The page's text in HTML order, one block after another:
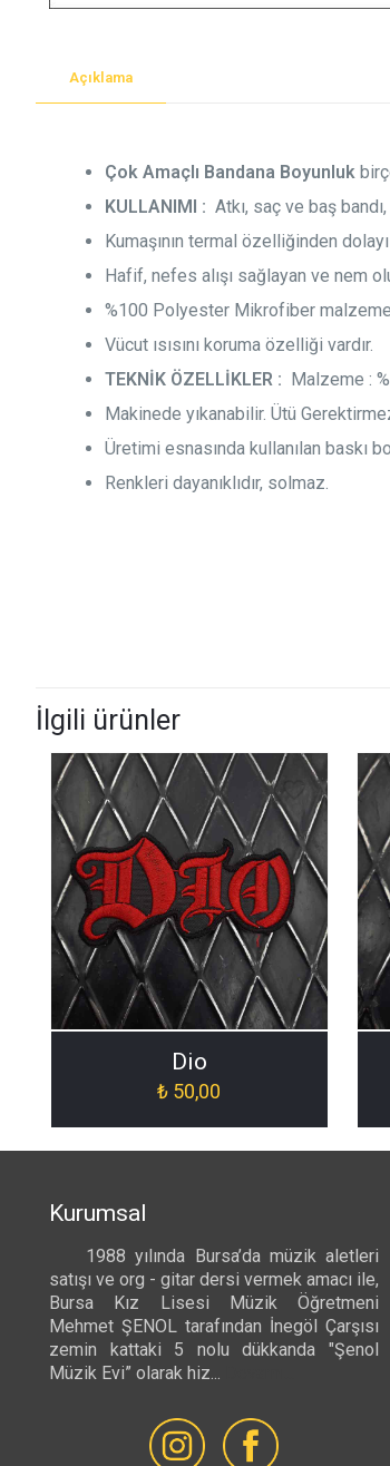
Açıklama
Çok Amaçlı Bandana Boyunluk
KULLANIMI :Atkı, saç ve baş
Kumaşının termal özelliğinden
Hafif, nefes alışı sağlayan ve nem
%100 Polyester Mikrofiber
Vücut ısısını koruma özelliği vardır.
TEKNİK ÖZELLİKLER : Malzeme :
Makinede yıkanabilir. Ütü
Üretimi esnasında kullanılan baskı
Renkleri dayanıklıdır, solmaz.
İlgili ürünler
Dio
₺ 50,00
Kurumsal
1988 yılında Bursa’da müzik aletleri
satışı ve org - gitar dersi vermek amacı ile,
Bursa Kız Lisesi Müzik Öğretmeni
Mehmet ŞENOL tarafından İnegöl Çarşısı
zemin kattaki 5 nolu dükkanda "Şenol
Müzik Evi” olarak hiz...